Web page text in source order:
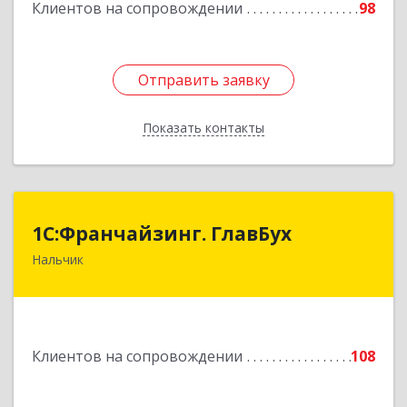
Клиентов на сопровождении 98
Отправить заявку
Показать контакты
Отправить заявку
Назад
1С:Франчайзинг. ГлавБух
Нальчик
Клиентов на сопровождении 108
1С:Франчайзинг. ГлавБух
360000, Кабардино-Балкарская Респ, Нальчик г,